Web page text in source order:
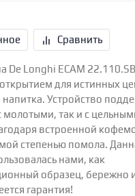
Сравнить
Longhi ECAM 22.110.SB
для истинных
Устройство
молотыми, так и с
встроенной
степенью помола.
нами, как
образец, бережно
гарантия!